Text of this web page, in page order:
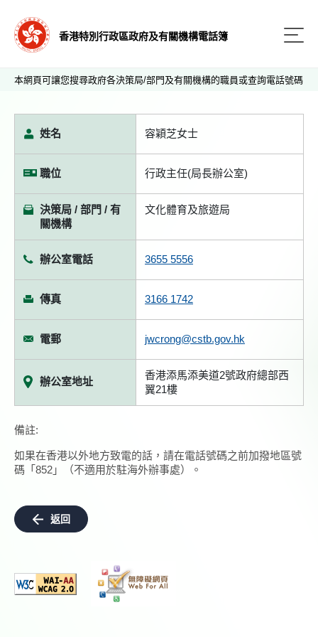
香港特別行政區政府及有關機構電話簿
本網頁可讓您搜尋政府各決策局/部門及有關機構的職員或查詢電話號碼
姓名 容穎芝女士
職位 行政主任(局長辦公室)
決策局 / 部門 / 有
關機構
文化體育及旅遊局
辦公室電話 3655 5556
傳真 3166 1742
電郵 jwcrong@cstb.gov.hk
辦公室地址
香港添馬添美道2號政府總部西
翼21樓
備註:
如果在香港以外地方致電的話，請在電話號碼之前加撥地區號
碼「852」（不適用於駐海外辦事處）。
返回